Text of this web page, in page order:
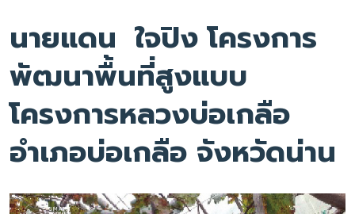
นายแดน ใจปิง โครงการ
พัฒนาพื้นที่สูงแบบ
โครงการหลวงบ่อเกลือ
อำเภอบ่อเกลือ จังหวัดน่าน